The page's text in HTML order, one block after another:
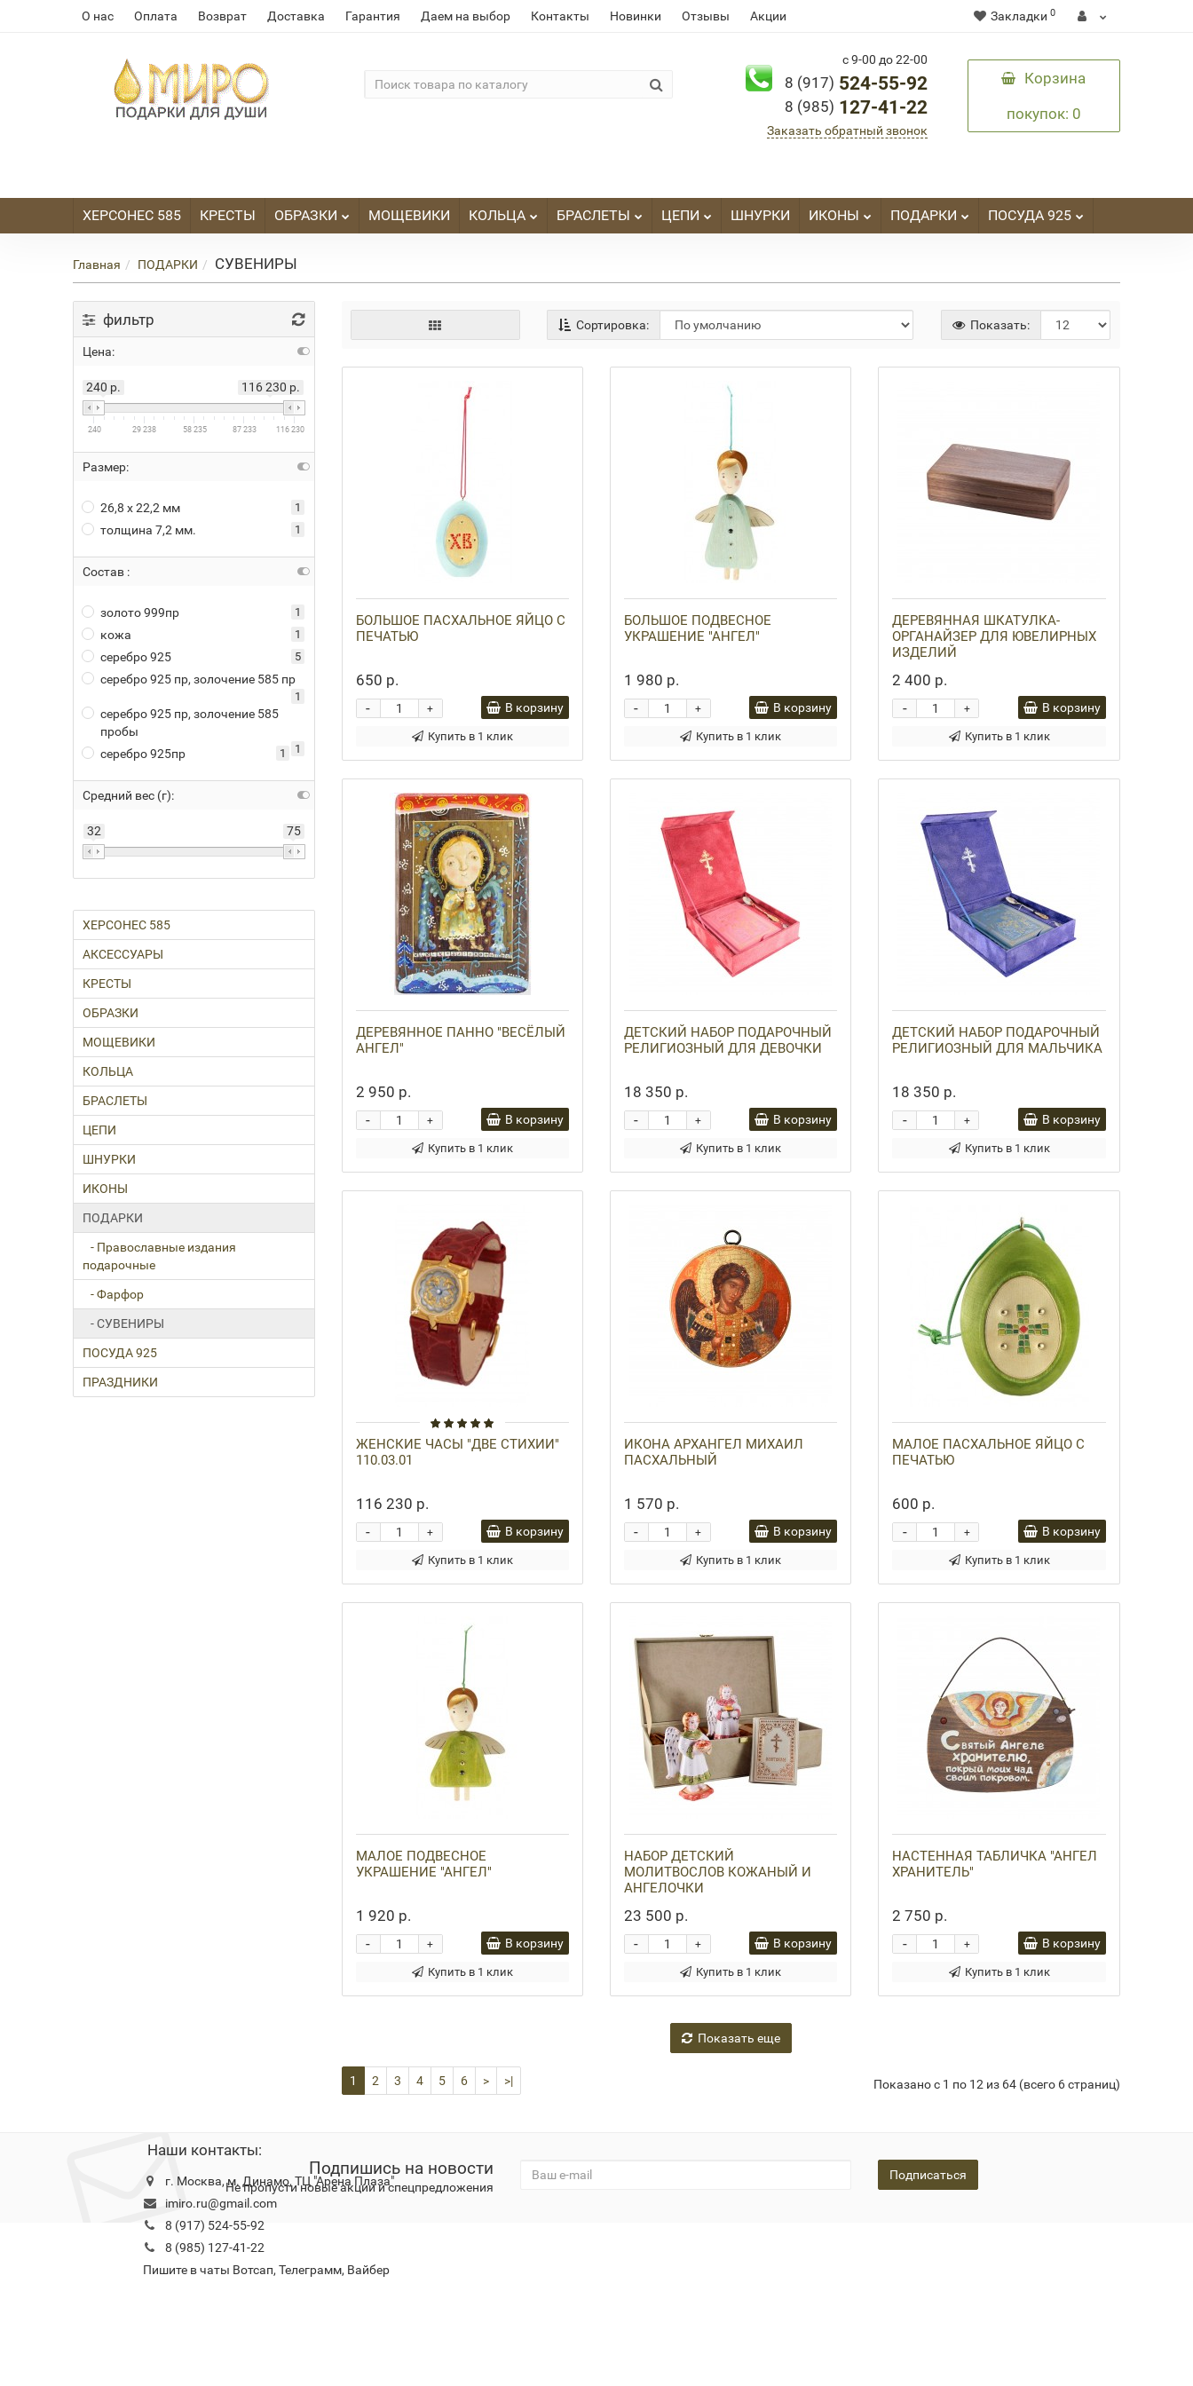
О нас Оплата Возврат Доставка Гарантия Даем на выбор Контакты Новинки Отзывы Акции Закладки 0
с 9-00 до 22-00
8 (917) 524-55-92
8 (985) 127-41-22
Заказать обратный звонок
Корзина
покупок: 0
ХЕРСОНЕС 585 КРЕСТЫ ОБРАЗКИ МОЩЕВИКИ КОЛЬЦА БРАСЛЕТЫ ЦЕПИ ШНУРКИ ИКОНЫ ПОДАРКИ ПОСУДА 925
Главная ПОДАРКИ СУВЕНИРЫ
фильтр
Цена:
240 р. 116 230 р.
240 29 238 58 235 87 233 116 230
Размер:
26,8 х 22,2 мм 1
толщина 7,2 мм. 1
Состав :
золото 999пр 1
кожа 1
серебро 925 5
серебро 925 пр, золочение 585 пр
1
серебро 925 пр, золочение 585
пробы
1
серебро 925пр 1
Средний вес (г):
32 75
ХЕРСОНЕС 585
АКСЕССУАРЫ
КРЕСТЫ
ОБРАЗКИ
МОЩЕВИКИ
КОЛЬЦА
БРАСЛЕТЫ
ЦЕПИ
ШНУРКИ
ИКОНЫ
ПОДАРКИ
- Православные издания
подарочные
- Фарфор
- СУВЕНИРЫ
ПОСУДА 925
ПРАЗДНИКИ
Сортировка: Показать:
БОЛЬШОЕ ПАСХАЛЬНОЕ ЯЙЦО С
ПЕЧАТЬЮ
650 р.
+
- В корзину
Купить в 1 клик
БОЛЬШОЕ ПОДВЕСНОЕ
УКРАШЕНИЕ "АНГЕЛ"
1 980 р.
+
- В корзину
Купить в 1 клик
ДЕРЕВЯННАЯ ШКАТУЛКА-
ОРГАНАЙЗЕР ДЛЯ ЮВЕЛИРНЫХ
ИЗДЕЛИЙ
2 400 р.
+
- В корзину
Купить в 1 клик
ДЕРЕВЯННОЕ ПАННО "ВЕСЁЛЫЙ
АНГЕЛ"
2 950 р.
+
- В корзину
Купить в 1 клик
ДЕТСКИЙ НАБОР ПОДАРОЧНЫЙ
РЕЛИГИОЗНЫЙ ДЛЯ ДЕВОЧКИ
18 350 р.
+
- В корзину
Купить в 1 клик
ДЕТСКИЙ НАБОР ПОДАРОЧНЫЙ
РЕЛИГИОЗНЫЙ ДЛЯ МАЛЬЧИКА
18 350 р.
+
- В корзину
Купить в 1 клик
ЖЕНСКИЕ ЧАСЫ "ДВЕ СТИХИИ"
110.03.01
116 230 р.
+
- В корзину
Купить в 1 клик
ИКОНА АРХАНГЕЛ МИХАИЛ
ПАСХАЛЬНЫЙ
1 570 р.
+
- В корзину
Купить в 1 клик
МАЛОЕ ПАСХАЛЬНОЕ ЯЙЦО С
ПЕЧАТЬЮ
600 р.
+
- В корзину
Купить в 1 клик
МАЛОЕ ПОДВЕСНОЕ
УКРАШЕНИЕ "АНГЕЛ"
1 920 р.
+
- В корзину
Купить в 1 клик
НАБОР ДЕТСКИЙ
МОЛИТВОСЛОВ КОЖАНЫЙ И
АНГЕЛОЧКИ
23 500 р.
+
- В корзину
Купить в 1 клик
НАСТЕННАЯ ТАБЛИЧКА "АНГЕЛ
ХРАНИТЕЛЬ"
2 750 р.
+
- В корзину
Купить в 1 клик
Показать еще
1 2 3 4 5 6 > >| Показано с 1 по 12 из 64 (всего 6 страниц)
Наши контакты:
г. Москва, м. Динамо, ТЦ "Арена Плаза"
imiro.ru@gmail.com
8 (917) 524-55-92
8 (985) 127-41-22
Пишите в чаты Вотсап, Телеграмм, Вайбер
Подпишись на новости
Не пропусти новые акции и спецпредложения
Подписаться
Конфидециальность О нас Оплата